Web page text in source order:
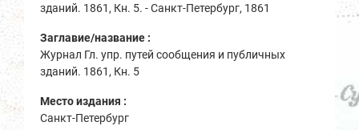
зданий. 1861, Кн. 5. - Санкт-Петербург, 1861
Заглавие/название :
Журнал Гл. упр. путей сообщения и публичных
зданий. 1861, Кн. 5
Место издания :
Санкт-Петербург